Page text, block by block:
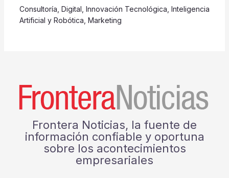
Consultoría Digital Innovación Tecnológica Inteligencia
Artificial y Robótica Marketing
Frontera Noticias, la fuente de
información confiable y oportuna
sobre los acontecimientos
empresariales